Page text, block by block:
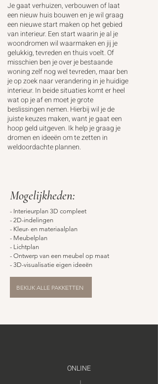
Jegaat verhuizen, verbouwen of laat
een nieuw huis bouwen en je wil graag
een nieuwe start maken op het gebied
van interieur. Een start waarin je al je
woondromen wil waarmaken en jij je
gelukkig, tevreden en thuis voelt. Of
misschien ben je over je bestaande
woning zelf nog wel tevreden, maar ben
je op zoek naar verandering in je huidige
interieur. In beide situaties komt er heel
wat op je af en moet je grote
beslissingen nemen. Hierbij wil je de
juiste keuzes maken, want je gaat een
hoop geld uitgeven. Ik help je graag je
dromen en ideeën om te zetten in
weldoordachte plannen.
Mogelijkheden:
- Interieurplan 3D compleet
- 2D-indelingen
- Kleur- en materiaalplan
- Meubelplan
- Lichtplan
- Ontwerp van een meubel op maat
- 3D-visualisatie eigen ideeën
BEKIJK ALLE PAKKETTEN
ONLINE